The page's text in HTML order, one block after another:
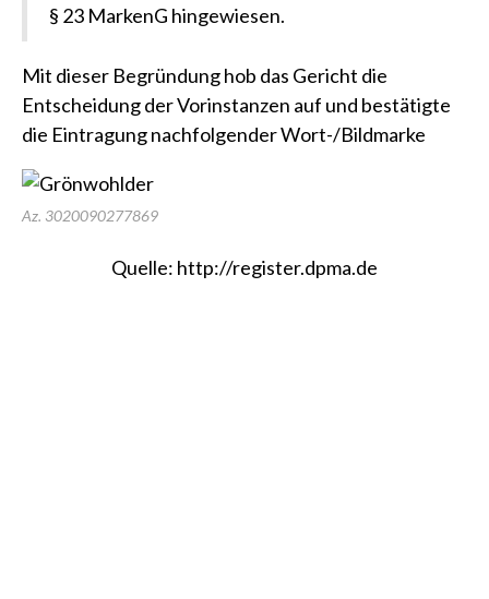
§ 23 MarkenG hingewiesen.
Mit dieser Begründung hob das Gericht die
Entscheidung der Vorinstanzen auf und bestätigte
die Eintragung nachfolgender Wort-/Bildmarke
Az. 3020090277869
Quelle: http://register.dpma.de